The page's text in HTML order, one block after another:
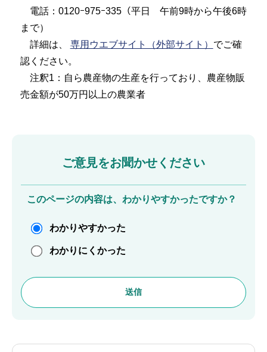
電話：0120ｰ975ｰ335（平日 午前9時から午後6時
まで）
詳細は、 専用ウエブサイト（外部サイト） でご確
認ください。
注釈1：自ら農産物の生産を行っており、農産物販
売金額が50万円以上の農業者
ご意見をお聞かせください
このページの内容は、わかりやすかったですか？
わかりやすかった
わかりにくかった